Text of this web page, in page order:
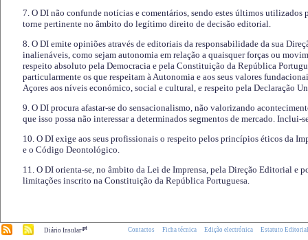
7. O DI não confunde notícias e comentários, sendo estes últimos utilizados
torne pertinente no âmbito do legítimo direito de decisão editorial.
8. O DI emite opiniões através de editoriais da responsabilidade da sua
inalienáveis, como sejam autonomia em relação a quaisquer forças ou
respeito absoluto pela Democracia e pela Constituição da República
particularmente os que respeitam à Autonomia e aos seus valores
Açores aos níveis económico, social e cultural, e respeito pela Declaração
9. O DI procura afastar-se do sensacionalismo, não valorizando
que isso possa não interessar a determinados segmentos de mercado.
10. O DI exige aos seus profissionais o respeito pelos princípios éticos da
e o Código Deontológico.
11. O DI orienta-se, no âmbito da Lei de Imprensa, pela Direção Editorial e
limitações inscrito na Constituição da República Portuguesa.
Diário Insular.pt Contactos Ficha técnica Edição electrónica Estatuto Editorial